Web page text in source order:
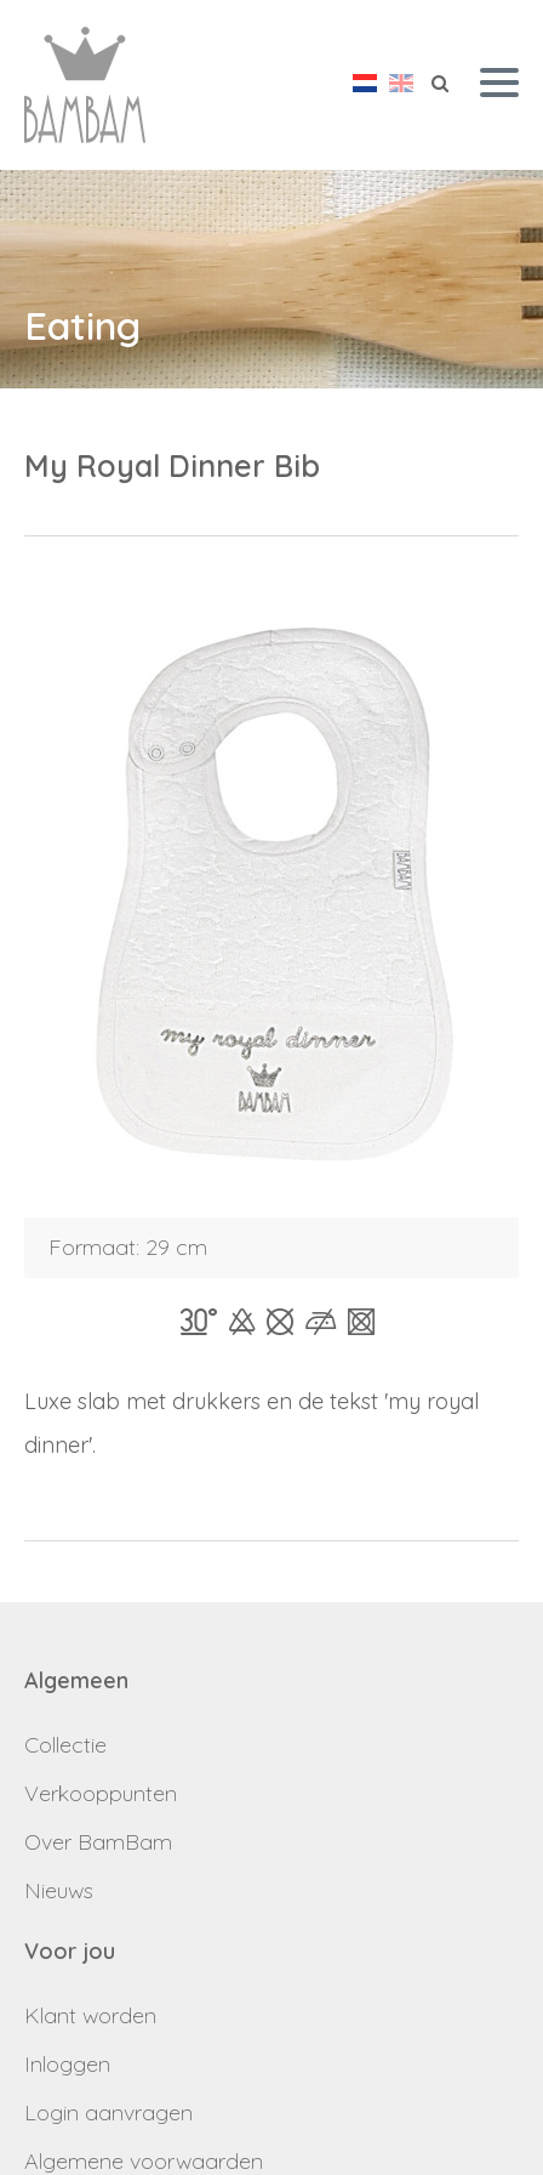
Inloggen
Bewaar gegevens
Login
Nieuw wachtwoord versturen
Eating
My Royal Dinner Bib
Formaat: 29 cm
Luxe slab met drukkers en de tekst 'my royal
dinner'.
Algemeen
Collectie
Verkooppunten
Over BamBam
Nieuws
Voor jou
Klant worden
Inloggen
Login aanvragen
Algemene voorwaarden